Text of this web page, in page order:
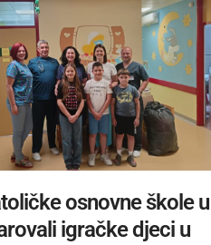
osnovne škole u
igračke djeci u